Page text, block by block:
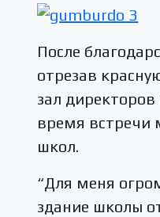
После
отрезав
зал
время встречи
школ.
“Для меня
здание школы